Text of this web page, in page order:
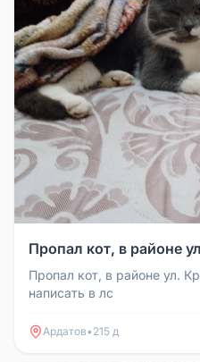
Пропал кот, в районе
Пропал кот, в районе ул.
написать в лс
Ардатов• 215 д